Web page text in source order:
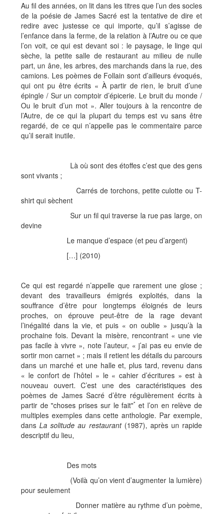
Au fil des années, on lit dans les titres que l’un des socles
de la poésie de James Sacré est la tentative de dire et
redire avec justesse ce qui importe, qu’il s’agisse de
l’enfance dans la ferme, de la relation à l’Autre ou ce que
l’on voit, ce qui est devant soi : le paysage, le linge qui
sèche, la petite salle de restaurant au milieu de nulle
part, un âne, les arbres, des marchands dans la rue, des
camions. Les poèmes de Follain sont d’ailleurs évoqués,
qui ont pu être écrits « À partir de rien, le bruit d’une
épingle / Sur un comptoir d’épicerie. Le bruit du monde /
Ou le bruit d’un mot ». Aller toujours à la rencontre de
l’Autre, de ce qui la plupart du temps est vu sans être
regardé, de ce qui n’appelle pas le commentaire parce
qu’il serait inutile.
Là où sont des étoffes c’est que des gens
sont vivants ;
Carrés de torchons, petite culotte ou T-
shirt qui sèchent
Sur un fil qui traverse la rue pas large, on
devine
Le manque d’espace (et peu d’argent)
[…] (2010)
Ce qui est regardé n’appelle que rarement une glose ;
devant des travailleurs émigrés exploités, dans la
souffrance d’être pour longtemps éloignés de leurs
proches, on éprouve peut-être de la rage devant
l’inégalité dans la vie, et puis « on oublie » jusqu’à la
prochaine fois. Devant la misère, rencontrant « une vie
pas facile à vivre », note l’auteur, « j’ai pas eu envie de
sortir mon carnet » ; mais il retient les détails du parcours
dans un marché et une halle et, plus tard, revenu dans
« le confort de l’hôtel » le « cahier d’écritures » est à
nouveau ouvert. C’est une des caractéristiques des
poèmes de James Sacré d’être régulièrement écrits à
partir de "choses prises sur le fait"* et l’on en relève de
multiples exemples dans cette anthologie. Par exemple,
dansLa solitude au restaurant(1987), après un rapide
descriptif du lieu,
Des mots
(Voilà qu’on vient d’augmenter la lumière)
pour seulement
Donner matière au rythme d’un poème,